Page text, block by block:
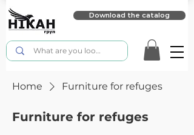
Download the catalog
Home Furniture for refuges
Furniture for refuges